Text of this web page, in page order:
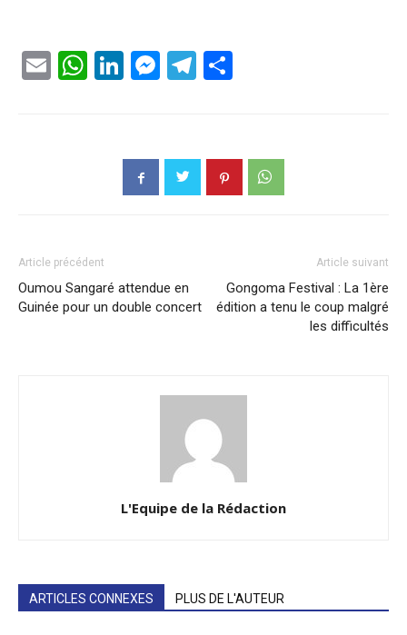
EmailWhatsApp
LinkedIn
Messenger
Telegram
Article précédent
Oumou Sangaré attendue en
Guinée pour un double concert
Article suivant
Gongoma Festival : La 1ère
édition a tenu le coup malgré
les difficultés
L'Equipe de la Rédaction
ARTICLES CONNEXES PLUS DE L'AUTEUR